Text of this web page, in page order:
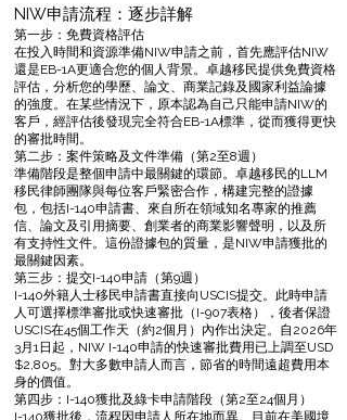
NIW申請流程：逐步詳解
第一步：免費資格評估
在投入時間和資源準備NIW申請之前，首先應評估NIW
還是EB-1A更適合您的個人背景。卓越移民提供免費資格
評估，分析您的學歷、論文、商業記錄及國家利益論據
的強度。在某些情況下，原本認為自己只能申請NIW的
客戶，經評估後發現完全符合EB-1A標準，從而獲得更快
的審批時間。
第二步：案件策略及文件準備（第2至8週）
準備階段是整個申請中最關鍵的環節。卓越移民的LLM
移民律師團隊與每位客戶緊密合作，構建完整的證據
包，包括I-140申請書、來自所在領域知名專家的推薦
信、論文及引用摘要、創業者的商業影響聲明，以及所
有支持性文件。這份證據包的質量，是NIW申請獲批的
最關鍵因素。
第三步：提交I-140申請（第9週）
I-140外籍人士移民申請書直接向USCIS提交。此時申請
人可選擇標準審批或快速審批（I-907表格），後者保證
USCIS在45個工作天（約2個月）內作出決定。自2026年
3月1日起，NIW I-140申請的快速審批費用已上調至USD
$2,805。對大多數申請人而言，節省的時間遠超費用本
身的價值。
第四步：I-140獲批及綠卡申請階段（第2至24個月）
I-140獲批後，流程因申請人所在地而異。目前在美國境